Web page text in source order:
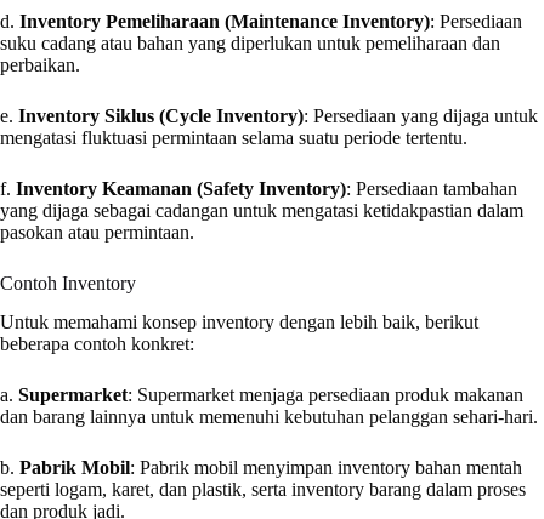
d. Inventory Pemeliharaan (Maintenance Inventory): Persediaan
suku cadang atau bahan yang diperlukan untuk pemeliharaan dan
perbaikan.
e. Inventory Siklus (Cycle Inventory): Persediaan yang dijaga untuk
mengatasi fluktuasi permintaan selama suatu periode tertentu.
f. Inventory Keamanan (Safety Inventory): Persediaan tambahan
yang dijaga sebagai cadangan untuk mengatasi ketidakpastian dalam
pasokan atau permintaan.
Contoh Inventory
Untuk memahami konsep inventory dengan lebih baik, berikut
beberapa contoh konkret:
a. Supermarket: Supermarket menjaga persediaan produk makanan
dan barang lainnya untuk memenuhi kebutuhan pelanggan sehari-hari.
b. Pabrik Mobil: Pabrik mobil menyimpan inventory bahan mentah
seperti logam, karet, dan plastik, serta inventory barang dalam proses
dan produk jadi.